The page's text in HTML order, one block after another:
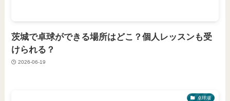
茨城で卓球ができる場所はどこ？個人レッスンも受
けられる？
2026-06-19
卓球場